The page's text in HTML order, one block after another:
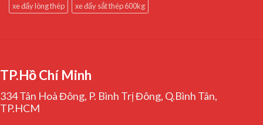
xe đẩy lòng thép
xe đẩy sắt thép 600kg
TP.Hồ Chí Minh
334 Tân Hoà Đông, P. Bình Trị Đông, Q.Bình Tân,
TP.HCM